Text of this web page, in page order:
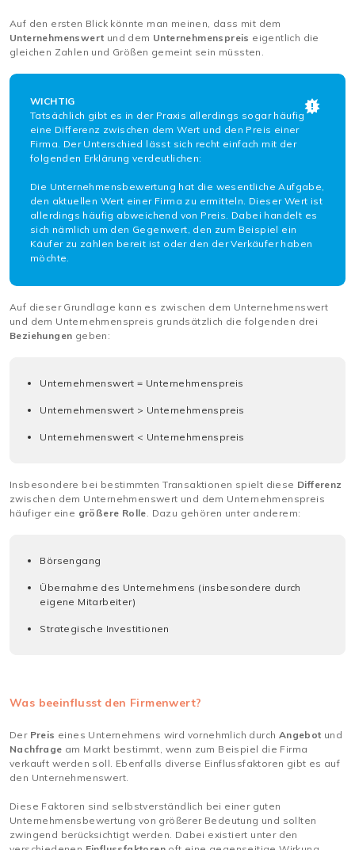
Auf den ersten Blick könnte man meinen, dass mit dem
Unternehmenswert und dem Unternehmenspreis eigentlich die
gleichen Zahlen und Größen gemeint sein müssten.
WICHTIG
Tatsächlich gibt es in der Praxis allerdings sogar häufig
eine Differenz zwischen dem Wert und den Preis einer
Firma. Der Unterschied lässt sich recht einfach mit der
folgenden Erklärung verdeutlichen:
Die Unternehmensbewertung hat die wesentliche Aufgabe,
den aktuellen Wert einer Firma zu ermitteln. Dieser Wert ist
allerdings häufig abweichend von Preis. Dabei handelt es
sich nämlich um den Gegenwert, den zum Beispiel ein
Käufer zu zahlen bereit ist oder den der Verkäufer haben
möchte.
Auf dieser Grundlage kann es zwischen dem Unternehmenswert
und dem Unternehmenspreis grundsätzlich die folgenden drei
Beziehungen geben:
Unternehmenswert = Unternehmenspreis
Unternehmenswert > Unternehmenspreis
Unternehmenswert < Unternehmenspreis
Insbesondere bei bestimmten Transaktionen spielt diese Differenz
zwischen dem Unternehmenswert und dem Unternehmenspreis
häufiger eine größere Rolle. Dazu gehören unter anderem:
Börsengang
Übernahme des Unternehmens (insbesondere durch
eigene Mitarbeiter)
Strategische Investitionen
Was beeinflusst den Firmenwert?
Der Preis eines Unternehmens wird vornehmlich durch Angebot und
Nachfrage am Markt bestimmt, wenn zum Beispiel die Firma
verkauft werden soll. Ebenfalls diverse Einflussfaktoren gibt es auf
den Unternehmenswert.
Diese Faktoren sind selbstverständlich bei einer guten
Unternehmensbewertung von größerer Bedeutung und sollten
zwingend berücksichtigt werden. Dabei existiert unter den